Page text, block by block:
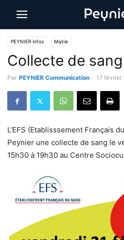
PEYNIER infos Mairie
Collecte de
Par PEYNIER Communication - 17 février
L’EFS (Etablisssement Français
Peynier une collecte de sang le
15h30 à 19h30 au Centre